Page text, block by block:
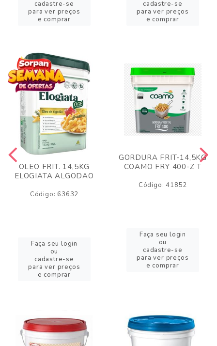
cadastre-se
para ver preços
e comprar
cadastre-se
para ver preços
e comprar
OLEO FRIT. 14,5KG
ELOGIATA ALGODAO
Código: 63632
Faça seu login
ou
cadastre-se
para ver preços
e comprar
GORDURA FRIT-14,5KG
COAMO FRY 400-Z T
Código: 41852
Faça seu login
ou
cadastre-se
para ver preços
e comprar